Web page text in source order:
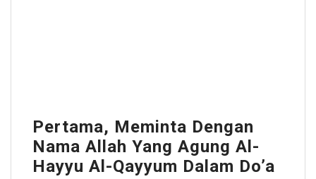
Pertama, Meminta Dengan
Nama Allah Yang Agung Al-
Hayyu Al-Qayyum Dalam Do’a